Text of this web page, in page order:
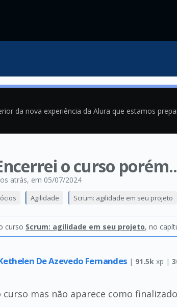
da nova experiência da Alura que estamos
o curso
atrás, em 05/07/2024
Agilidade Scrum: agilidade em seu projeto
curso Scrum: agilidade em seu projeto, no
De Azevedo Fernandes | 91.5k xp |
curso mas não aparece como